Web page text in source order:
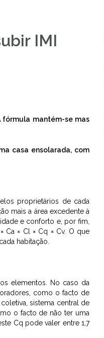
IMI
fórmula mantém-se mas
casa ensolarada, com
proprietários de cada
mais a área excedente à
e conforto e, por fim,
Ca × Cl × Cq × Cv. O que
habitação.
elementos. No caso da
como o facto de
sistema central de
o facto de não ter uma
Cq pode valer entre 1,7